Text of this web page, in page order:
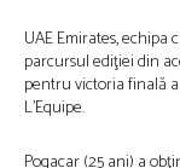
UAE Emirates, echipa
parcursul ediţiei din
pentru victoria finală
L’Equipe.